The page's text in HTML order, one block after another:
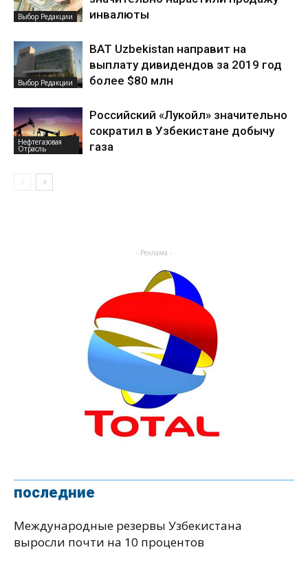
Выбор Редакции
инвалюты
Выбор Редакции
BAT Uzbekistan направит на
выплату дивидендов за 2019 год
более $80 млн
Нефтегазовая
Отрасль
Российский «Лукойл» значительно
сократил в Узбекистане добычу
газа
- Реклама -
последние
Международные резервы Узбекистана
выросли почти на 10 процентов